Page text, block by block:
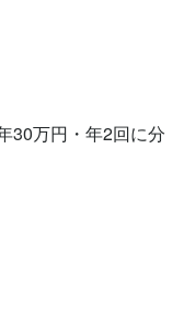
30万円・年2回に分